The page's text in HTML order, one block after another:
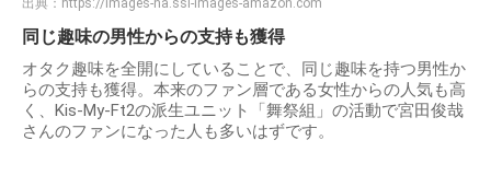
出典： https://images-na.ssl-images-amazon.com
同じ趣味の男性からの支持も獲得
オタク趣味を全開にしていることで、同じ趣味を持つ男性か
らの支持も獲得。本来のファン層である女性からの人気も高
く、Kis-My-Ft2の派生ユニット「舞祭組」の活動で宮田俊哉
さんのファンになった人も多いはずです。